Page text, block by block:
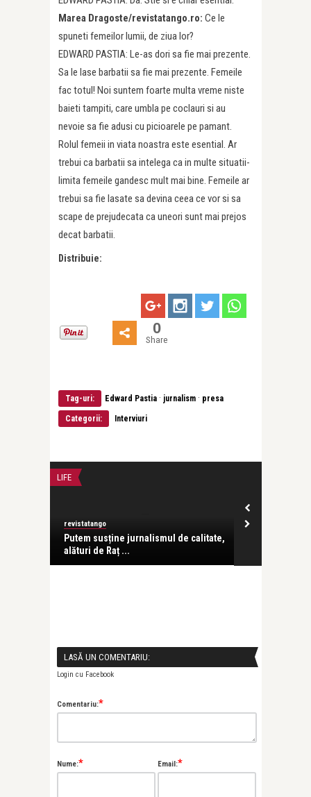
Marea Dragoste/revistatango.ro: Ce le
spuneti femeilor lumii, de ziua lor?
EDWARD PASTIA: Le-as dori sa fie mai prezente.
Sa le lase barbatii sa fie mai prezente. Femeile
fac totul! Noi suntem foarte multa vreme niste
baieti tampiti, care umbla pe coclauri si au
nevoie sa fie adusi cu picioarele pe pamant.
Rolul femeii in viata noastra este esential. Ar
trebui ca barbatii sa intelega ca in multe situatii-
limita femeile gandesc mult mai bine. Femeile ar
trebui sa fie lasate sa devina ceea ce vor si sa
scape de prejudecata ca uneori sunt mai prejos
decat barbatii.
Distribuie:
0
Share
Tag-uri: Edward Pastia · jurnalism · presa
Categorii: Interviuri
LIFE
revistatango
Putem susține jurnalismul de calitate,
alături de Raț ...
LASĂ UN COMENTARIU:
Login cu Facebook
Comentariu:*
Nume:* Email:*